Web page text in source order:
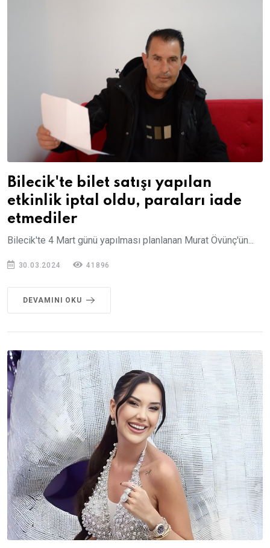
Bilecik'te bilet satışı yapılan
etkinlik iptal oldu, paraları iade
etmediler
Bilecik'te 4 Mart günü yapılması planlanan Murat Övünç'ün...
30.03.2024 41896
DEVAMINI OKU